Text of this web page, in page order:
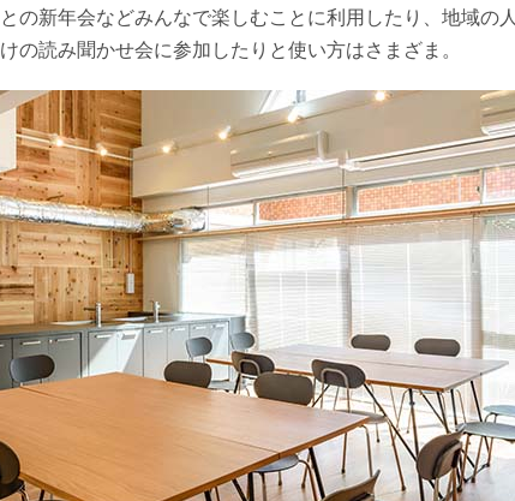
の新年会などみんなで楽しむことに利用したり、地域の人
の読み聞かせ会に参加したりと使い方はさまざま。